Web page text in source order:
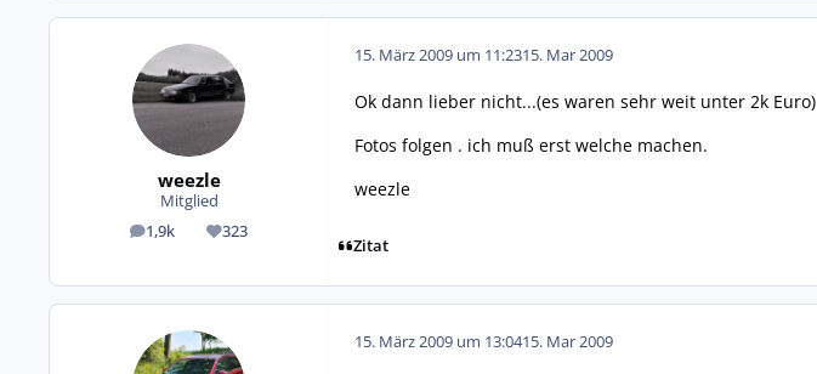
weezle
Mitglied
1,9k
Beiträge 323
Reputation
15. März 2009 um 11:2315. Mar 2009
Ok dann lieber nicht...(es waren sehr weit unter 2k Euro)
Fotos folgen . ich muß erst welche machen.
weezle
Zitat
15. März 2009 um 13:0415. Mar 2009